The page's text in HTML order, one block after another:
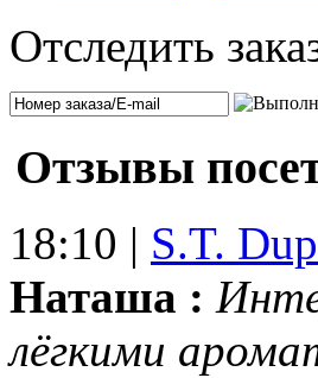
Отследить
Отзывы
18:10 | S.T.
Наташа :
лёгкими